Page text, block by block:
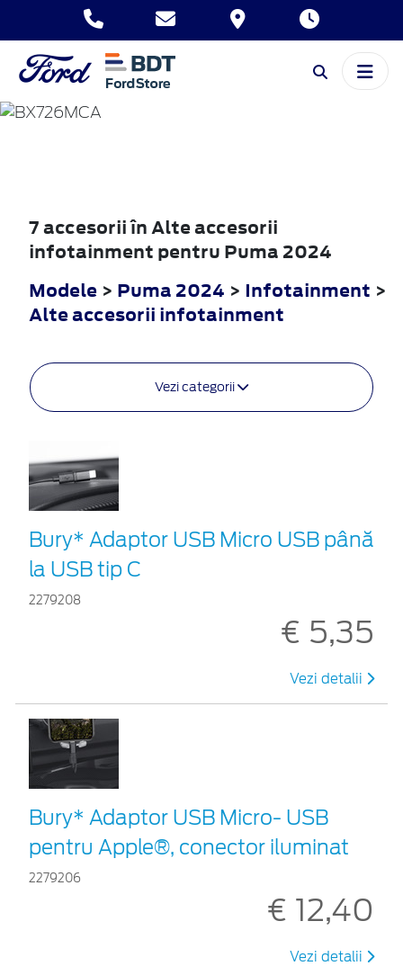
PUMA
7 accesorii în Alte accesorii
infotainment pentru Puma 2024
Modele > Puma 2024 > Infotainment >
Alte accesorii infotainment
Vezi categorii
Bury* Adaptor USB Micro USB până
la USB tip C
2279208
€ 5,35
Vezi detalii
Bury* Adaptor USB Micro- USB
pentru Apple®, conector iluminat
2279206
€ 12,40
Vezi detalii